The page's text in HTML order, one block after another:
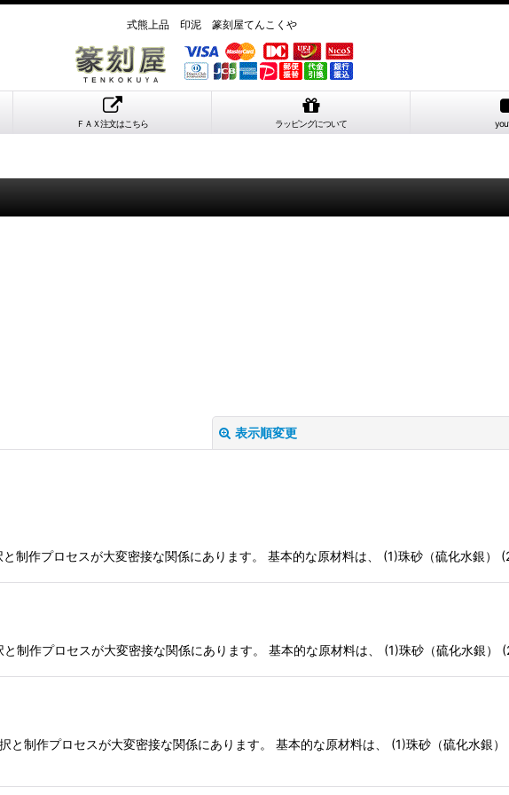
式熊上品 印泥 篆刻屋てんこくや
ＦＡＸ注文はこちら ラッピングについて
表示順変更
絞り込む
制作プロセスが大変密接な関係にあります。 基本的な原材料は、 (1)珠砂（硫化水銀
制作プロセスが大変密接な関係にあります。 基本的な原材料は、 (1)珠砂（硫化水銀
と制作プロセスが大変密接な関係にあります。 基本的な原材料は、 (1)珠砂（硫化水銀